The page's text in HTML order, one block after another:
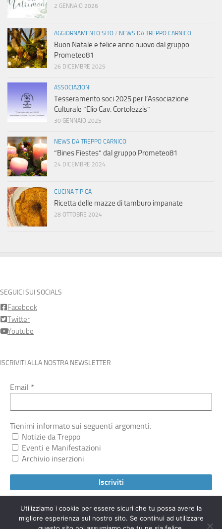
2 GENNAIO 2026
AGGIORNAMENTO SITO / NEWS DA TREPPO CARNICO
Buon Natale e felice anno nuovo dal gruppo
Prometeo81
26 DICEMBRE 2025
ASSOCIAZIONI
Tesseramento soci 2025 per l’Associazione
Culturale “Elio Cav. Cortolezzis”
30 GENNAIO 2025
NEWS DA TREPPO CARNICO
“Bines Fiestes” dal gruppo Prometeo81
24 DICEMBRE 2024
CUCINA TIPICA
Ricetta delle mazze di tamburo impanate
28 OTTOBRE 2024
SEGUICI SUI SOCIALS
Facebook
Twitter
Youtube
ISCRIVITI ALLA NOSTRA NEWSLETTER
Email *
Tienimi informato sui seguenti argomenti:
Notizie da Treppo
Eventi e Manifestazioni
Archivio inserzioni
Treppocarnico.org © 2026. Tutti i diritti riservati.
Utilizziamo i cookie per essere sicuri che tu possa avere la
migliore esperienza sul nostro sito. Se continui ad utilizzare